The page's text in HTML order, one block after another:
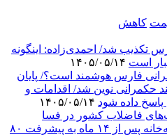
کاهش
تکذیب شد/ احمدی‌زاده: اینگونه
است
فارس هوشمند است؟/ پایان
حکمرانی نوین شد/ اقدامات و
پاسخ داده شود
فاضلاب کشور در فسا
کم‌نظیر است/ پروژه ملی تصفیه‌خانه پس از ۱۴ ماه به پیشرفت ۸۰